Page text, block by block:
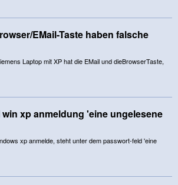
EMail-Taste haben falsche
Laptop mit XP hat die EMail und dieBrowserTaste,
xp anmeldung 'eine ungelesene
xp anmelde, steht unter dem passwort-feld 'eine